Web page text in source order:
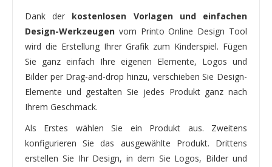
Dank der kostenlosen Vorlagen und einfachen
Design-Werkzeugen vom Printo Online Design Tool
wird die Erstellung Ihrer Grafik zum Kinderspiel. Fügen
Sie ganz einfach Ihre eigenen Elemente, Logos und
Bilder per Drag-and-drop hinzu, verschieben Sie Design-
Elemente und gestalten Sie jedes Produkt ganz nach
Ihrem Geschmack.
Als Erstes wählen Sie ein Produkt aus. Zweitens
konfigurieren Sie das ausgewählte Produkt. Drittens
erstellen Sie Ihr Design, in dem Sie Logos, Bilder und